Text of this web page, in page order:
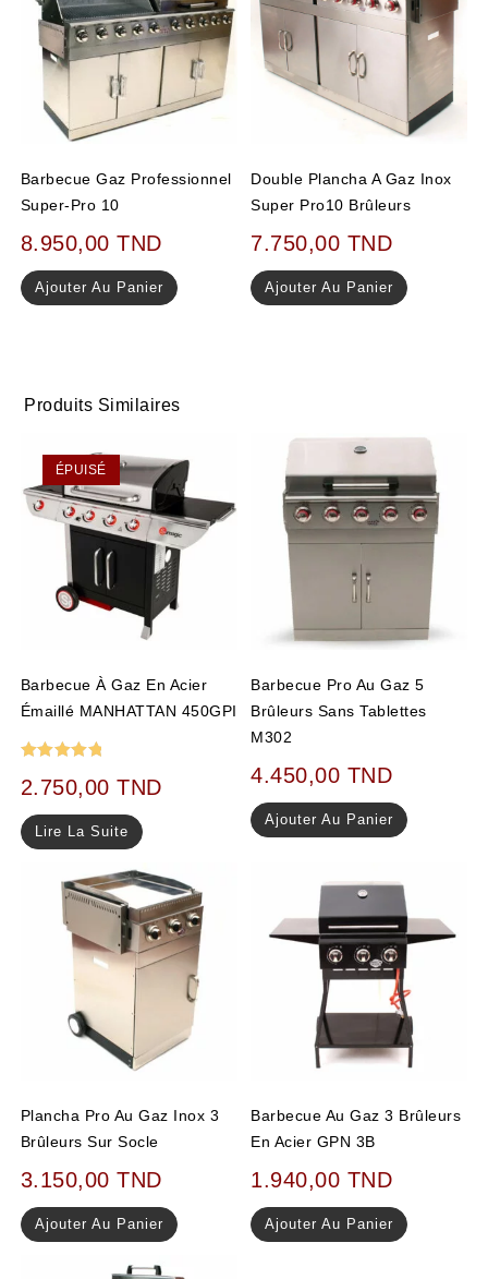
Barbecue Gaz Professionnel
Super-Pro 10
8.950,00TND
Ajouter Au Panier
Double Plancha A Gaz Inox
Super Pro10 Brûleurs
7.750,00 TND
Ajouter Au Panier
Produits Similaires
ÉPUISÉ
Barbecue À Gaz En Acier
Émaillé MANHATTAN 450GPI
sur 5
2.750,00TND
Lire La Suite
Barbecue Pro Au Gaz 5
Brûleurs Sans Tablettes
M302
4.450,00 TND
Ajouter Au Panier
Plancha Pro Au Gaz Inox 3
Brûleurs Sur Socle
3.150,00TND
Ajouter Au Panier
Barbecue Au Gaz 3 Brûleurs
En Acier GPN 3B
1.940,00 TND
Ajouter Au Panier